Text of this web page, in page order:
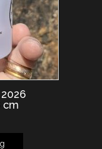
cm